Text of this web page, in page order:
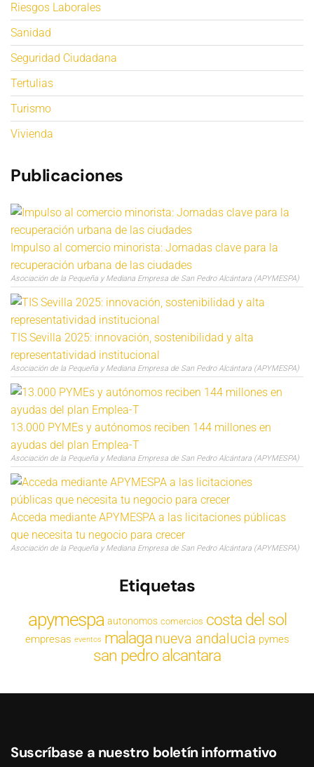
Riesgos Laborales
Sanidad
Seguridad Ciudadana
Tertulias
Turismo
Vivienda
Publicaciones
Impulso al comercio minorista: Jornadas clave para la
recuperación urbana de las ciudades
Asociación de la Pequeña y Mediana Empresa de San Pedro Alcántara (APYMESPA)
TIS Sevilla 2025: innovación, sostenibilidad y alta
representatividad institucional
Asociación de la Pequeña y Mediana Empresa de San Pedro Alcántara (APYMESPA)
13.000 PYMEs y autónomos reciben 144 millones en
ayudas del plan Emplea-T
Asociación de la Pequeña y Mediana Empresa de San Pedro Alcántara (APYMESPA)
Acceda mediante APYMESPA a las licitaciones públicas
que necesita tu negocio para crecer
Asociación de la Pequeña y Mediana Empresa de San Pedro Alcántara (APYMESPA)
Etiquetas
apymespa autonomos comercios costa del sol
empresas eventos malaga nueva andalucia pymes
san pedro alcantara
Suscríbase a nuestro boletín informativo